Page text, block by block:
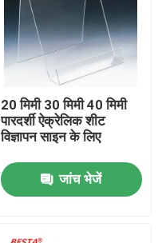
20 मिमी 30 मिमी 40 मिमी
पारदर्शी ऐक्रेलिक शीट
विज्ञापन साइन के लिए
जांच भेजें